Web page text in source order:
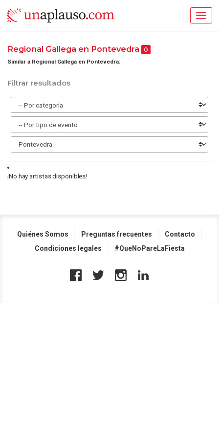
Regional Gallega en Pontevedra 0
Similar a Regional Gallega en Pontevedra:
Filtrar resultados
¡No hay artistas disponibles!
Quiénes Somos Preguntas frecuentes
Contacto
Condiciones legales
#QueNoPareLaFiesta